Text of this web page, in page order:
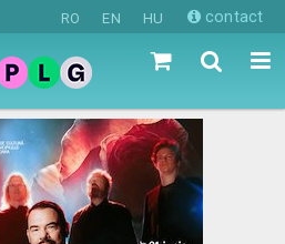
RO EN HU contact